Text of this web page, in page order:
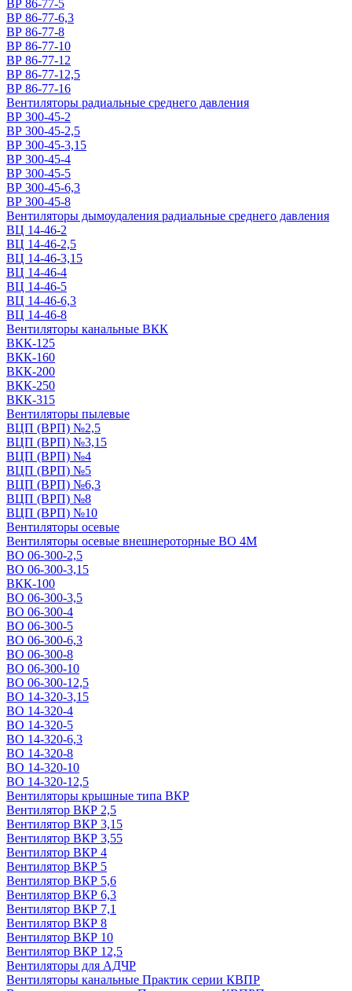
ВР 86-77-5
ВР 86-77-6,3
ВР 86-77-8
ВР 86-77-10
ВР 86-77-12
ВР 86-77-12,5
ВР 86-77-16
Вентиляторы радиальные среднего давления
ВР 300-45-2
ВР 300-45-2,5
ВР 300-45-3,15
ВР 300-45-4
ВР 300-45-5
ВР 300-45-6,3
ВР 300-45-8
Вентиляторы дымоудаления радиальные среднего давления
ВЦ 14-46-2
ВЦ 14-46-2,5
ВЦ 14-46-3,15
ВЦ 14-46-4
ВЦ 14-46-5
ВЦ 14-46-6,3
ВЦ 14-46-8
Вентиляторы канальные ВКК
ВКК-125
ВКК-160
ВКК-200
ВКК-250
ВКК-315
Вентиляторы пылевые
ВЦП (ВРП) №2,5
ВЦП (ВРП) №3,15
ВЦП (ВРП) №4
ВЦП (ВРП) №5
ВЦП (ВРП) №6,3
ВЦП (ВРП) №8
ВЦП (ВРП) №10
Вентиляторы осевые
Вентиляторы осевые внешнероторные ВО 4М
ВО 06-300-2,5
ВО 06-300-3,15
ВКК-100
ВО 06-300-3,5
ВО 06-300-4
ВО 06-300-5
ВО 06-300-6,3
ВО 06-300-8
ВО 06-300-10
ВО 06-300-12,5
ВО 14-320-3,15
ВО 14-320-4
ВО 14-320-5
ВО 14-320-6,3
ВО 14-320-8
ВО 14-320-10
ВО 14-320-12,5
Вентиляторы крышные типа ВКР
Вентилятор ВКР 2,5
Вентилятор ВКР 3,15
Вентилятор ВКР 3,55
Вентилятор ВКР 4
Вентилятор ВКР 5
Вентилятор ВКР 5,6
Вентилятор ВКР 6,3
Вентилятор ВКР 7,1
Вентилятор ВКР 8
Вентилятор ВКР 10
Вентилятор ВКР 12,5
Вентиляторы для АДЧР
Вентиляторы канальные Практик серии КВПР